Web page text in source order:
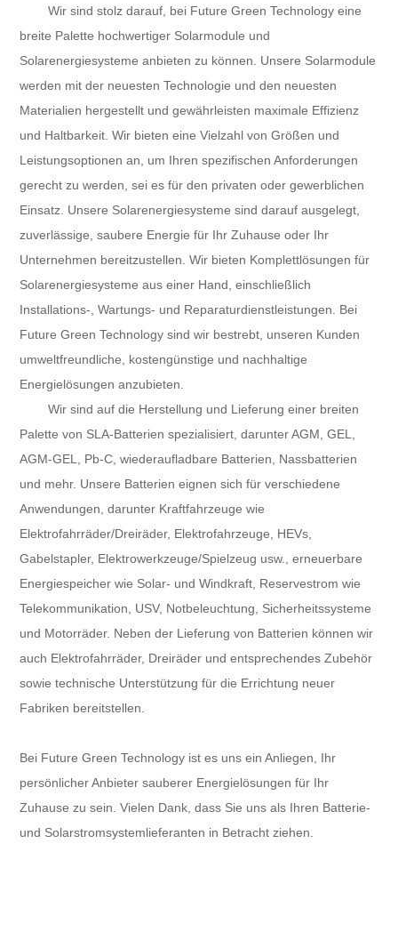
Wir sind stolz darauf, bei Future Green Technology eine
breite Palette hochwertiger Solarmodule und
Solarenergiesysteme anbieten zu können. Unsere Solarmodule
werden mit der neuesten Technologie und den neuesten
Materialien hergestellt und gewährleisten maximale Effizienz
und Haltbarkeit. Wir bieten eine Vielzahl von Größen und
Leistungsoptionen an, um Ihren spezifischen Anforderungen
gerecht zu werden, sei es für den privaten oder gewerblichen
Einsatz. Unsere Solarenergiesysteme sind darauf ausgelegt,
zuverlässige, saubere Energie für Ihr Zuhause oder Ihr
Unternehmen bereitzustellen. Wir bieten Komplettlösungen für
Solarenergiesysteme aus einer Hand, einschließlich
Installations-, Wartungs- und Reparaturdienstleistungen. Bei
Future Green Technology sind wir bestrebt, unseren Kunden
umweltfreundliche, kostengünstige und nachhaltige
Energielösungen anzubieten.
Wir sind auf die Herstellung und Lieferung einer breiten
Palette von SLA-Batterien spezialisiert, darunter AGM, GEL,
AGM-GEL, Pb-C, wiederaufladbare Batterien, Nassbatterien
und mehr. Unsere Batterien eignen sich für verschiedene
Anwendungen, darunter Kraftfahrzeuge wie
Elektrofahrräder/Dreiräder, Elektrofahrzeuge, HEVs,
Gabelstapler, Elektrowerkzeuge/Spielzeug usw., erneuerbare
Energiespeicher wie Solar- und Windkraft, Reservestrom wie
Telekommunikation, USV, Notbeleuchtung, Sicherheitssysteme
und Motorräder. Neben der Lieferung von Batterien können wir
auch Elektrofahrräder, Dreiräder und entsprechendes Zubehör
sowie technische Unterstützung für die Errichtung neuer
Fabriken bereitstellen.
Bei Future Green Technology ist es uns ein Anliegen, Ihr
persönlicher Anbieter sauberer Energielösungen für Ihr
Zuhause zu sein. Vielen Dank, dass Sie uns als Ihren Batterie-
und Solarstromsystemlieferanten in Betracht ziehen.